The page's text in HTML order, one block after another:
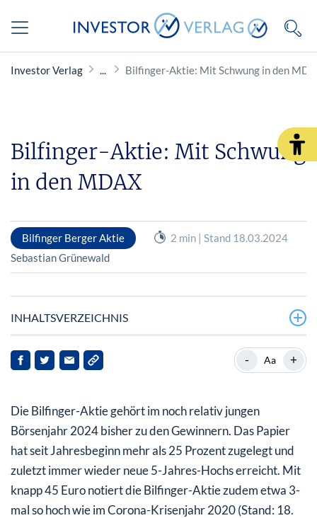
Investor Verlag Bilfinger-Aktie: Mit Schwung in den
Bilfinger-Aktie: Mit Schwung
in den MDAX
Bilfinger Berger Aktie
2 min | Stand 18.03.2024
Sebastian Grünewald
INHALTSVERZEICHNIS
Bilfinger mit guten Aussichten und Aufstieg
- Aa +
Die Bilfinger-Aktie gehört im noch relativ jungen
Börsenjahr 2024 bisher zu den Gewinnern. Das Papier
hat seit Jahresbeginn mehr als 25 Prozent zugelegt und
zuletzt immer wieder neue 5-Jahres-Hochs erreicht. Mit
knapp 45 Euro notiert die Bilfinger-Aktie zudem etwa 3-
mal so hoch wie im Corona-Krisenjahr 2020 (Stand: 18.